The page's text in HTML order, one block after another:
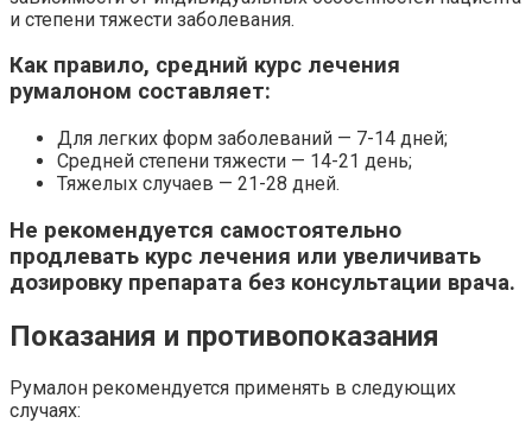
и степени тяжести заболевания.
Как правило, средний курс лечения
румалоном составляет:
Для легких форм заболеваний — 7-14 дней;
Средней степени тяжести — 14-21 день;
Тяжелых случаев — 21-28 дней.
Не рекомендуется самостоятельно
продлевать курс лечения или увеличивать
дозировку препарата без консультации врача.
Показания и противопоказания
Румалон рекомендуется применять в следующих
случаях: